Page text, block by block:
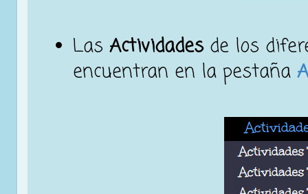
Las Actividadesde los
encuentran en la pestaña